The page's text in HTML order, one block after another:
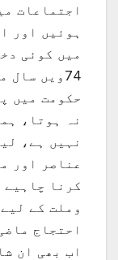
اجتماعات
ہوئیں اور
میں کوئی
74ویں
حکومت میں
نہ ہوتا،
نہیں ہے،
عناصر اور
کرنا
وملت کے
احتجاج
اب بھی ان